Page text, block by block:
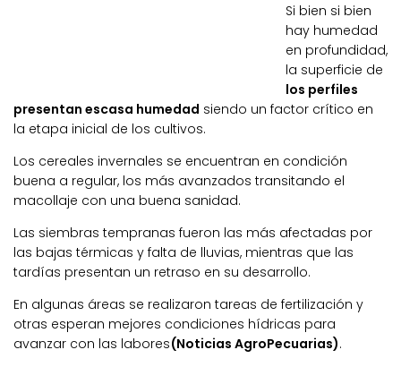
Si bien si bien
hay humedad
en profundidad,
la superficie de
los perfiles
presentan escasa humedad siendo un factor crítico en
la etapa inicial de los cultivos.
Los cereales invernales se encuentran en condición
buena a regular, los más avanzados transitando el
macollaje con una buena sanidad.
Las siembras tempranas fueron las más afectadas por
las bajas térmicas y falta de lluvias, mientras que las
tardías presentan un retraso en su desarrollo.
En algunas áreas se realizaron tareas de fertilización y
otras esperan mejores condiciones hídricas para
avanzar con las labores(Noticias AgroPecuarias).